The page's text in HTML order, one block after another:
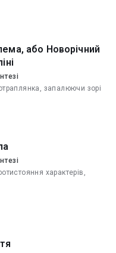
або Новорічний
запалюючи зорі
характерів,